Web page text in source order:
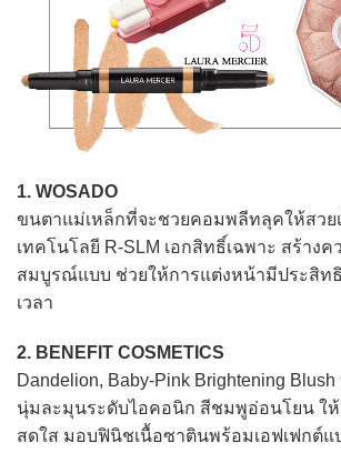
1. WOSADO
ขนตาแม่เหล็กที่จะชวยคอมพลีทลุคให้สวย
เทคโนโลยี R-SLM เอกสิทธิ์เฉพาะ สร้าง
สมบูรณ์แบบ ช่วยให้การแต่งหน้ามีประสิท
เวลา
2. BENEFIT COSMETICS
Dandelion, Baby-Pink Brightening
นุ่มละมุนระดับไอคอนิก สีชมพูอ่อนโยน ให้
สดใส มอบฟินิชเนื้อซาตินพร้อมเอฟเฟกต์แ